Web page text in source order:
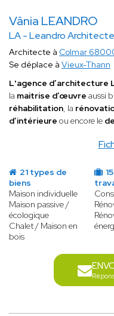
Vânia LEANDRO
LA - Leandro Architecte
Architecte à Colmar
Se déplace à Vieux-Thann
L'agence d’architecture
la maitrise d’œuvre aussi
réhabilitation, la
d’intérieure ou encore le
21 types de
biens
Maison individuelle
Maison passive /
écologique
Chalet / Maison en
bois